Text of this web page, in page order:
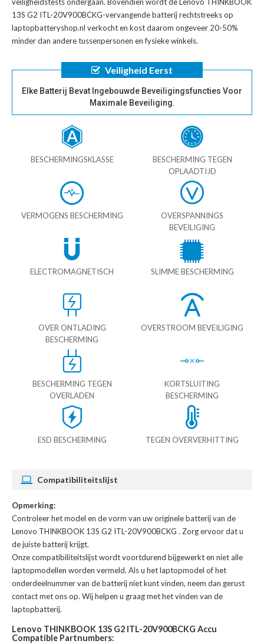
veiligheidstests ondergaan. Bovendien wordt de Lenovo THINKBOOK
13S G2 ITL-20V900BCKG-vervangende batterijrechtstreeks op
laptopbatteryshop.nl verkocht en kost daarom ongeveer 20-50%
minder dan andere tussenpersonen en fysieke winkels.
Veiligheid Eerst
Elke Batterij Bevat Ingebouwde Beveiligingsfuncties Voor
Maximale Beveiliging.
BESCHERMINGSKLASSE
BESCHERMING TEGEN
OPLAADTIJD
VERMOGENS BESCHERMING
OVERSPANNINGS
BEVEILIGING
ELECTROMAGNETISCH SLIMME BESCHERMING
OVER ONTLADING
BESCHERMING
OVERSTROOM BEVEILIGING
BESCHERMING TEGEN
OVERLADEN
KORTSLUITING
BESCHERMING
ESD BESCHERMING TEGEN OVERVERHITTING
Compatibiliteitslijst
Opmerking:
Controleer het model en de vorm van uw originele batterij van de
Lenovo THINKBOOK 13S G2 ITL-20V900BCKG . Zorg ervoor dat u
de juiste batterij krijgt.
Onze compatibiliteitslijst wordt voortdurend bijgewerkt en niet alle
laptopmodellen worden vermeld. Als u het laptopmodel of het
onderdeelnummer van de batterij niet kunt vinden, neem dan gerust
contact met ons op. Wij helpen u graag met het vinden van de
laptopbatterij.
Lenovo THINKBOOK 13S G2 ITL-20V900BCKG Accu
Compatible Partnumbers: